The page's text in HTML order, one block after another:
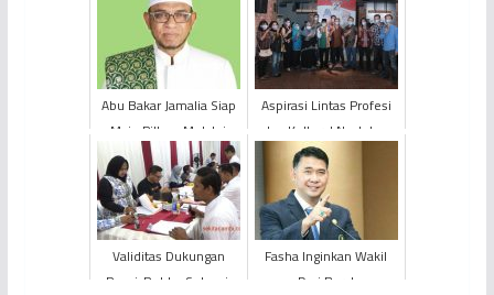
Abu Bakar Jamalia Siap
Maju Pilbup Melalui
Jalur Independen
Aspirasi Lintas Profesi
dan Kultural Nyatakan
Sikap Dukung Fachrori -
Syafril
Validitas Dukungan
Romi-Robby Selesai,
Fasha Inginkan Wakil
Dari Barat